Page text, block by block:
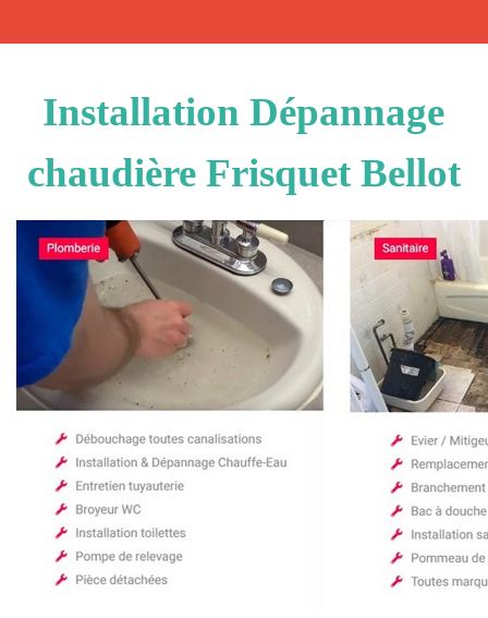
Installation Dépannage
chaudière Frisquet Bellot